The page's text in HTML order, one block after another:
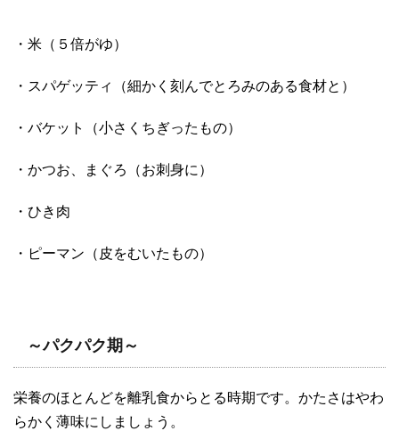
・米（５倍がゆ）
・スパゲッティ（細かく刻んでとろみのある食材と）
・バケット（小さくちぎったもの）
・かつお、まぐろ（お刺身に）
・ひき肉
・ピーマン（皮をむいたもの）
～パクパク期～
栄養のほとんどを離乳食からとる時期です。かたさはやわ
らかく薄味にしましょう。